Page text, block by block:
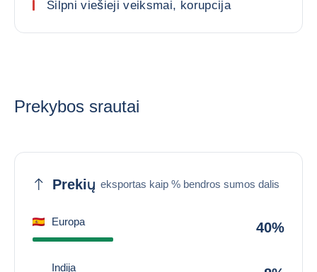
Silpni viešieji veiksmai, korupcija
Prekybos srautai
Prekių eksportas kaip % bendros sumos dalis
Europa 40%
Indija